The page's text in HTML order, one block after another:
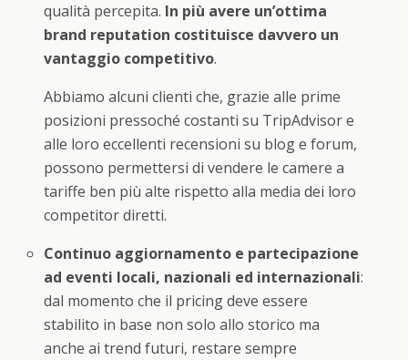
qualità percepita. In più avere un’ottima
brand reputation costituisce davvero un
vantaggio competitivo.
Abbiamo alcuni clienti che, grazie alle prime
posizioni pressoché costanti su TripAdvisor e
alle loro eccellenti recensioni su blog e forum,
possono permettersi di vendere le camere a
tariffe ben più alte rispetto alla media dei loro
competitor diretti.
Continuo aggiornamento e partecipazione
ad eventi locali, nazionali ed internazionali:
dal momento che il pricing deve essere
stabilito in base non solo allo storico ma
anche ai trend futuri, restare sempre